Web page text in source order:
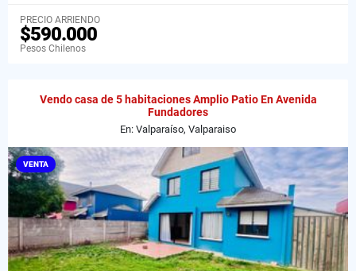
PRECIO ARRIENDO
$590.000
Pesos Chilenos
Vendo casa de 5 habitaciones Amplio Patio En Avenida
Fundadores
En: Valparaíso, Valparaiso
VENTA